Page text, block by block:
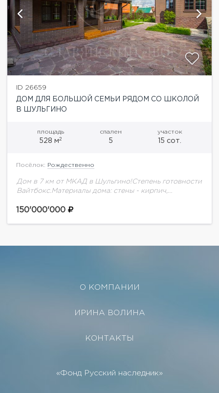
ID 26659
ДОМ ДЛЯ БОЛЬШОЙ СЕМЬИ РЯДОМ СО ШКОЛОЙ
В ШУЛЬГИНО
площадь
528 м2
спален
5
участок
15 сот.
Посёлок: Рождественно
Дом в 7 км от МКАД в Шульгино!Степень готовности
Вайтбокс.Материалы дома: стены - кирпич,
использованы дорогие высококачественные
150'000'000
О КОМПАНИИ
ИРИНА ВОЛИНА
КОНТАКТЫ
«Фонд Русский наследник»